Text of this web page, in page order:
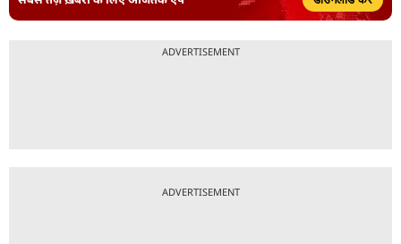
ADVERTISEMENT
ADVERTISEMENT